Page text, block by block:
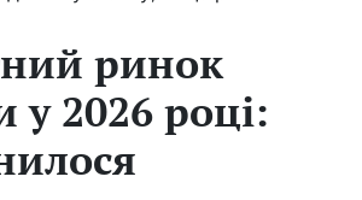
ринок
у 2026 році: